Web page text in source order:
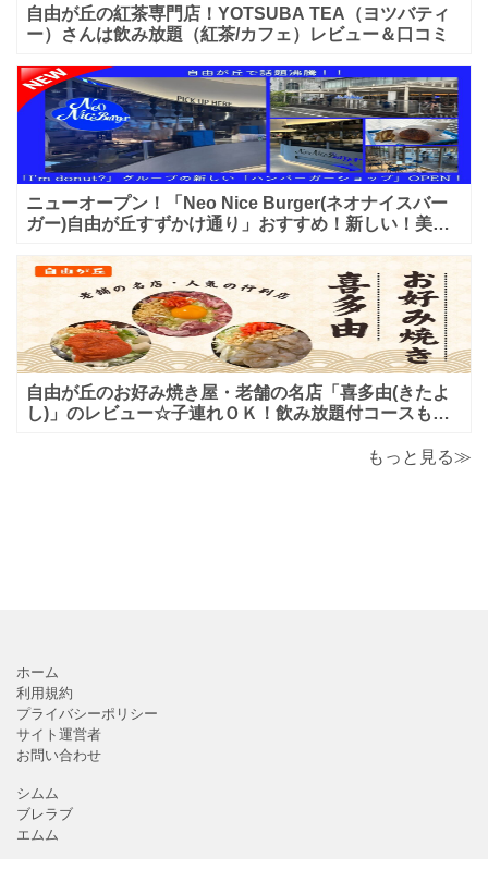
自由が丘の紅茶専門店！YOTSUBA TEA（ヨツバティ
ー）さんは飲み放題（紅茶/カフェ）レビュー＆口コミ
ニューオープン！「Neo Nice Burger(ネオナイスバー
ガー)自由が丘すずかけ通り」おすすめ！新しい！美味
自由が丘のお好み焼き屋・老舗の名店「喜多由(きたよ
し)」のレビュー☆子連れＯＫ！飲み放題付コースも！
もっと見る≫
ホーム
利用規約
プライバシーポリシー
サイト運営者
お問い合わせ
シムム
ブレラブ
エムム